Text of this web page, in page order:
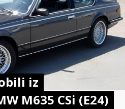
iz
M635 CSi (E24)